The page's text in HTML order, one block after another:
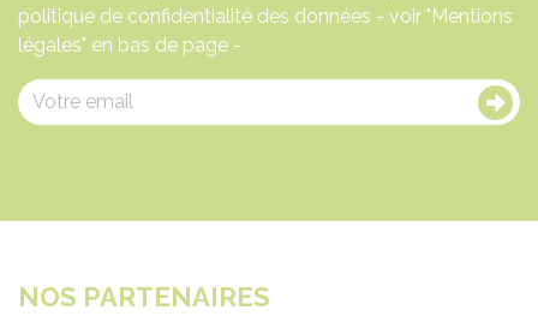
politique de confidentialité des données - voir "Mentions
légales" en bas de page -
NOS PARTENAIRES